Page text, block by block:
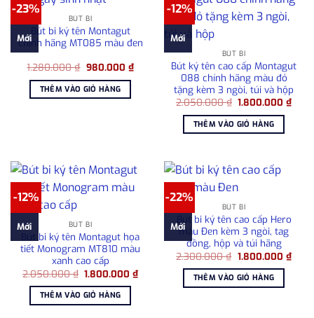
-23%
Mới
BÚT BI
Bút bi ký tên Montagut
chính hãng MT085 màu đen
1.280.000₫ Giá
là:
1.280.000 ₫.
980.000 ₫Giá
hiện
980.000 ₫.
THÊM VÀO GIỎ HÀNG
-12%
Mới
BÚT BI
Bút ký tên cao cấp Montagut
088 chính hãng màu đỏ
tặng kèm 3 ngòi, túi và hộp
2.050.000₫ Giá
là:
2.050.000 ₫.
1.800.000₫Giá
hiện
THÊM VÀO GIỎ HÀNG
-12%
Mới BÚT BI
Bút bi ký tên Montagut họa
tiết Monogram MT810 màu
xanh cao cấp
2.050.000₫ Giá
là:
2.050.000 ₫.
1.800.000₫Giá
hiện
THÊM VÀO GIỎ HÀNG
-22%
Mới
BÚT BI
Bút bi ký tên cao cấp Hero
màu Đen kèm 3 ngòi, tag
đồng, hộp và túi hãng
2.300.000₫ Giá
là:
2.300.000 ₫.
1.800.000 ₫Giá
hiện
THÊM VÀO GIỎ HÀNG